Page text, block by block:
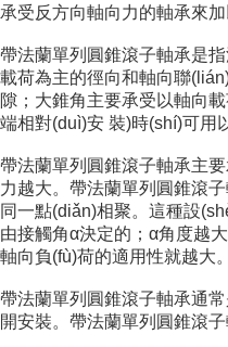
承受反方向軸向力的軸承來加以
帶法蘭單列 圓錐滾子軸承是指
載荷為主的徑向和軸向聯(lián)
隙；大錐角主要承受以軸向
端相對(duì)安 裝)時(shí)可用以
帶法蘭單列 圓錐滾子軸承主要
力越大。 帶法蘭單列 圓錐滾
同一點(diǎn)相聚。這種設
由接觸角α決定的；α角度越
軸向負(fù)荷的適用性就越大。
帶法蘭單列 圓錐滾子軸承通
開安裝。 帶法蘭單列 圓錐滾